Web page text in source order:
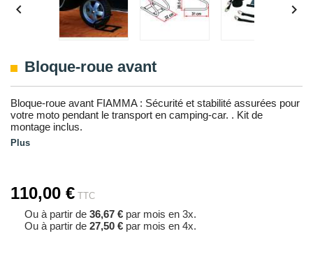
 
Bloque-roue avant
Bloque-roue avant FIAMMA : Sécurité et stabilité assurées pour
votre moto pendant le transport en camping-car. . Kit de
montage inclus.
Plus
110,00 € TTC
Ou à partir de 36,67 € par mois en 3x.
Ou à partir de 27,50 € par mois en 4x.